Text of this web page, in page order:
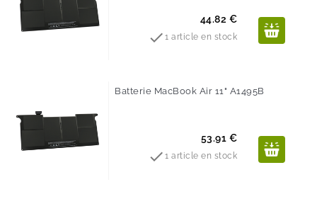
Prix
44.82 €
1 article en stock
Batterie MacBook Air 11" A1495B
Prix
53.91 €
1 article en stock